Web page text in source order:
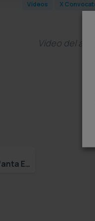
Vídeos X
Vídeo del
Hospital Infanta Elena – César Téllez